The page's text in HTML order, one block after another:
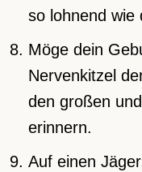
so lohnend wie
Möge dein
Nervenkitzel
den großen
erinnern.
Auf einen